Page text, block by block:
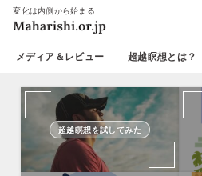
変化は内側から始まる
メディア＆レビュー 超越瞑想とは？
超越瞑想を試してみた